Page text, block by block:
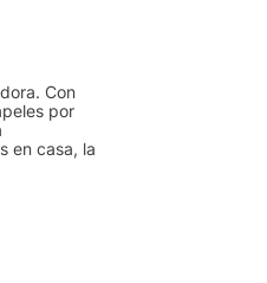
Con
por
en casa, la